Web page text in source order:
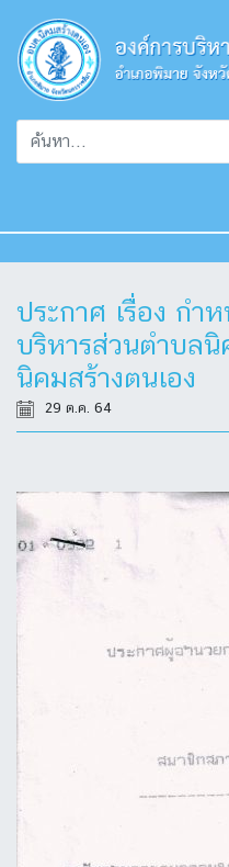
ประกาศ เรื่อง กำ
บริหารส่วนตำบลนิ
นิคมสร้างตนเอง
29 ต.ค. 64